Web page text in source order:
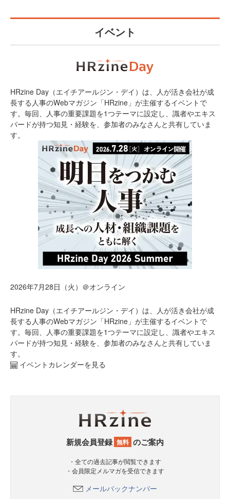
イベント
HRzine Day（エイチアールジン・デイ）は、人が活き会社が成
長する人事のWebマガジン「HRzine」が主催するイベントで
す。毎回、人事の重要課題を1つテーマに設定し、識者やエキス
パードが持つ知見・経験を、参加者のみなさんと共有していま
す。
2026年7月28日（火）＠オンライン
HRzine Day（エイチアールジン・デイ）は、人が活き会社が成
長する人事のWebマガジン「HRzine」が主催するイベントで
す。毎回、人事の重要課題を1つテーマに設定し、識者やエキス
パードが持つ知見・経験を、参加者のみなさんと共有していま
す。
イベントカレンダーを見る
新規会員登録 無料 のご案内
・全ての過去記事が閲覧できます
・会員限定メルマガを受信できます
メールバックナンバー